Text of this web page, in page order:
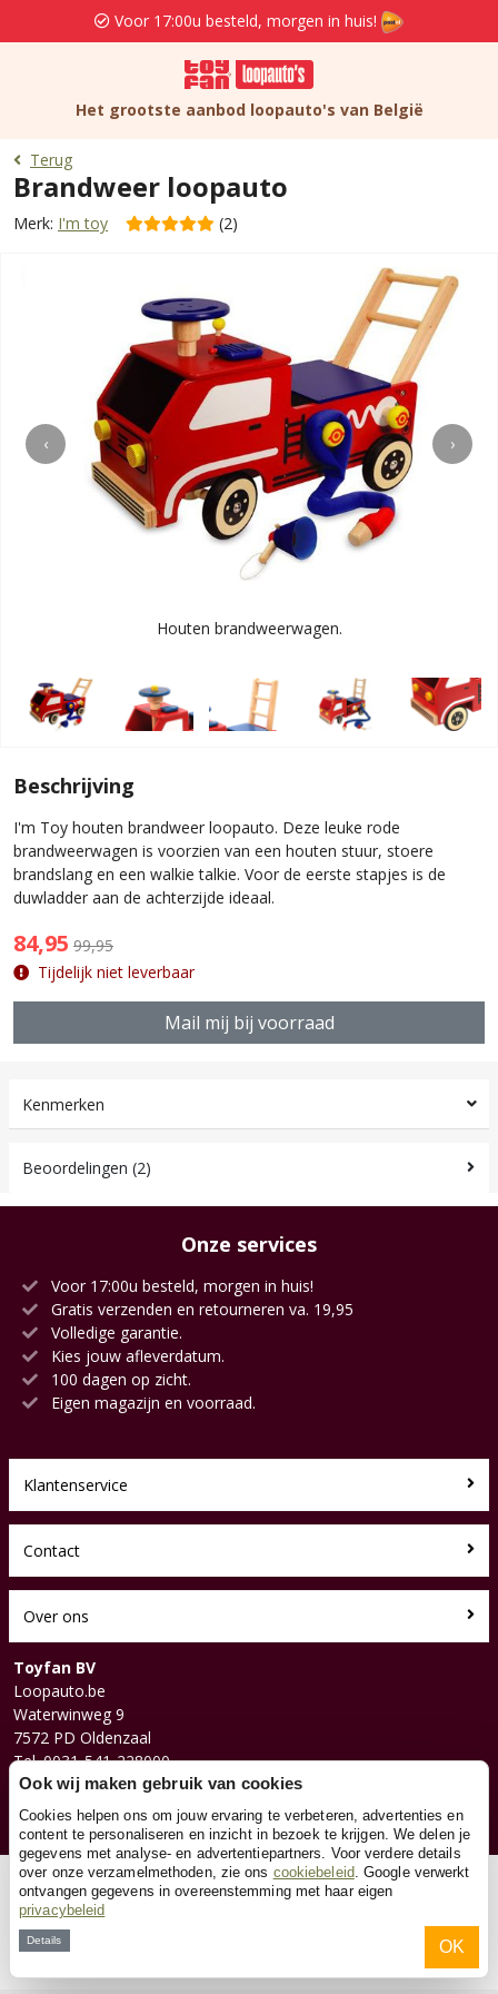
Voor 17:00u besteld, morgen in huis!
Het grootste aanbod loopauto's van België
Terug
Brandweer loopauto
Merk: I'm toy (2)
‹ ›
Houten brandweerwagen.
Beschrijving
I'm Toy houten brandweer loopauto. Deze leuke rode
brandweerwagen is voorzien van een houten stuur, stoere
brandslang en een walkie talkie. Voor de eerste stapjes is de
duwladder aan de achterzijde ideaal.
84,95 99,95
Tijdelijk niet leverbaar
Mail mij bij voorraad
Kenmerken
Beoordelingen (2)
Onze services
Voor 17:00u besteld, morgen in huis!
Gratis verzenden en retourneren va. 19,95
Volledige garantie.
Kies jouw afleverdatum.
100 dagen op zicht.
Eigen magazijn en voorraad.
Klantenservice
Contact
Over ons
Toyfan BV
Loopauto.be
Waterwinweg 9
7572 PD Oldenzaal
Tel. 0031-541-228000
Facebook
Instagram
© 2026 Toyfan BV
Ook wij maken gebruik van cookies
Cookies helpen ons om jouw ervaring te verbeteren, advertenties en
content te personaliseren en inzicht in bezoek te krijgen. We delen je
gegevens met analyse- en advertentiepartners. Voor verdere details
over onze verzamelmethoden, zie ons cookiebeleid. Google verwerkt
ontvangen gegevens in overeenstemming met haar eigen
privacybeleid
Details OK